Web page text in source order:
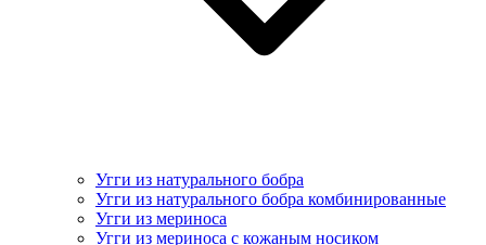
Угги из натурального бобра
Угги из натурального бобра комбинированные
Угги из мериноса
Угги из мериноса с кожаным носиком